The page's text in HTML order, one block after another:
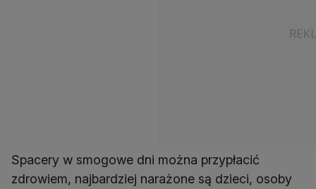
Spacery w smogowe dni można przypłacić
zdrowiem, najbardziej narażone są dzieci, osoby